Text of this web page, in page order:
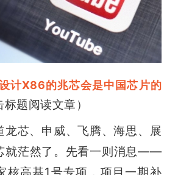
计X86的兆芯会是中国芯片的
标题阅读文章）
龙芯、申威、飞腾、海思、展
就茫然了。先看一则消息——
核高基1号专项，项目一期补